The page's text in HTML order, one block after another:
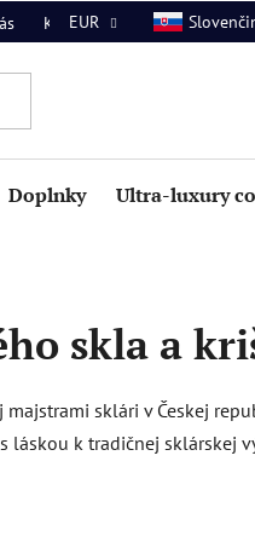
Kontakt
EUR
Doplnky Ultra-luxury
skla a
sklári v Českej
láskou k tradičnej sklárskej